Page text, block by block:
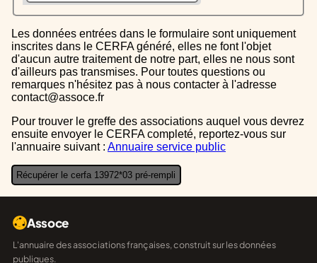
Les données entrées dans le formulaire sont uniquement
inscrites dans le CERFA généré, elles ne font l'objet
d'aucun autre traitement de notre part, elles ne nous sont
d'ailleurs pas transmises. Pour toutes questions ou
remarques n'hésitez pas à nous contacter à l'adresse
contact@assoce.fr
Pour trouver le greffe des associations auquel vous devrez
ensuite envoyer le CERFA completé, reportez-vous sur
l'annuaire suivant : Annuaire service public
Récupérer le cerfa 13972*03 pré-rempli
Assoce
L'annuaire des associations françaises, construit sur les données
publiques.